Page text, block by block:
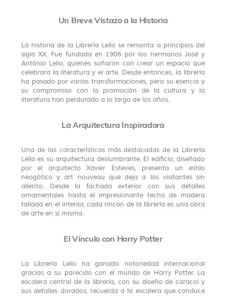
Un Breve Vistazo a la Historia
La historia de la Librería Lello se remonta a principios del
siglo XX. Fue fundada en 1906 por los hermanos José y
António Lello, quienes soñaron con crear un espacio que
celebrara la literatura y el arte. Desde entonces, la librería
ha pasado por varias transformaciones, pero su esencia y
su compromiso con la promoción de la cultura y la
literatura han perdurado a lo largo de los años.
La Arquitectura Inspiradora
Una de las características más destacadas de la Librería
Lello es su arquitectura deslumbrante. El edificio, diseñado
por el arquitecto Xavier Esteves, presenta un estilo
neogótico y art nouveau que deja a los visitantes sin
aliento. Desde la fachada exterior con sus detalles
ornamentales hasta el impresionante techo de madera
tallada en el interior, cada rincón de la librería es una obra
de arte en sí misma.
El Vínculo con Harry Potter
La Librería Lello ha ganado notoriedad internacional
gracias a su parecido con el mundo de Harry Potter. La
escalera central de la librería, con su diseño de caracol y
sus detalles dorados, recuerda a la escalera que conduce